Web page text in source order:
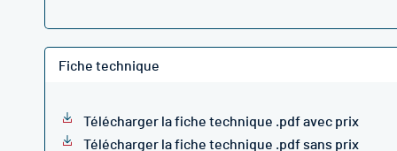
Fiche technique
Télécharger la fiche technique .pdf avec prix
Télécharger la fiche technique .pdf sans prix